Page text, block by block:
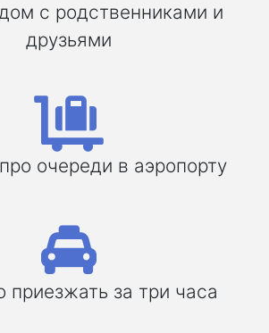
с родственниками и
друзьями
очереди в аэропорту
приезжать за три часа